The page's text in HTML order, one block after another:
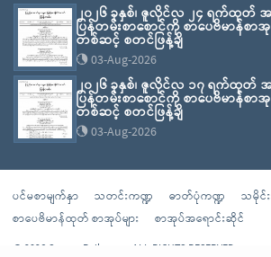
၂၀၂၆ ခုနှစ်၊ ဇူလိုင်လ ၂၄ ရက်ထုတ်
ပြန်တမ်းစာစောင်ကို စာပေဗိမာန်စာ
တစ်ဆင့် စတင်ဖြန့်ချိ
03-Aug-2026
၂၀၂၆ ခုနှစ်၊ ဇူလိုင်လ ၁၇ ရက်ထုတ်
ပြန်တမ်းစာစောင်ကို စာပေဗိမာန်စာ
တစ်ဆင့် စတင်ဖြန့်ချိ
03-Aug-2026
ပင်မစာမျက်နှာ သတင်းကဏ္ဍ ဓာတ်ပုံကဏ္ဍ
သမိုင်
စာပေဗိမာန်ထုတ် စာအုပ်များ
စာအုပ်အရောင်းဆိုင်
© 2026 Sarpay Beikman - ALL RIGHTS RESERVED